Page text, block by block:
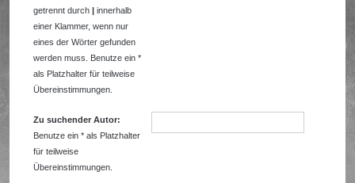
getrennt durch| innerhalb
einer Klammer, wenn nur
eines der Wörter gefunden
werden muss. Benutze ein *
als Platzhalter für teilweise
Übereinstimmungen.
Zu suchender Autor:
Benutze ein * als Platzhalter
für teilweise
Übereinstimmungen.